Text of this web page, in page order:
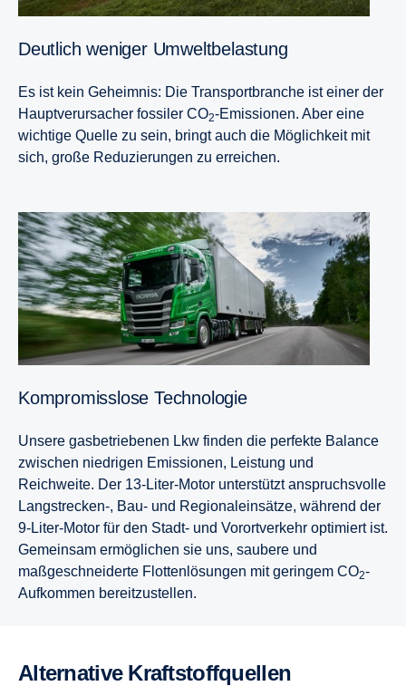
Deutlich weniger Umweltbelastung
Es ist kein Geheimnis: Die Transportbranche ist einer der
Hauptverursacher fossiler CO2-Emissionen. Aber eine
wichtige Quelle zu sein, bringt auch die Möglichkeit mit
sich, große Reduzierungen zu erreichen.
Kompromisslose Technologie
Unsere gasbetriebenen Lkw finden die perfekte Balance
zwischen niedrigen Emissionen, Leistung und
Reichweite. Der 13-Liter-Motor unterstützt anspruchsvolle
Langstrecken-, Bau- und Regionaleinsätze, während der
9-Liter-Motor für den Stadt- und Vorortverkehr optimiert ist.
Gemeinsam ermöglichen sie uns, saubere und
maßgeschneiderte Flottenlösungen mit geringem CO2-
Aufkommen bereitzustellen.
Alternative Kraftstoffquellen